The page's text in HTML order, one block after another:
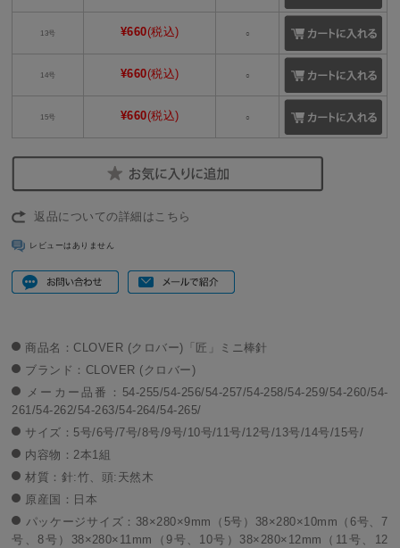
13号 ¥660(税込) ○
14号 ¥660(税込) ○
15号 ¥660(税込) ○
返品についての詳細はこちら
レビューはありません
商品名：CLOVER (クロバー)「匠」ミニ棒針
ブランド：CLOVER (クロバー)
メーカー品番：54-255/54-256/54-257/54-258/54-259/54-260/54-
261/54-262/54-263/54-264/54-265/
サイズ：5号/6号/7号/8号/9号/10号/11号/12号/13号/14号/15号/
内容物：2本1組
材質：針:竹、頭:天然木
原産国：日本
パッケージサイズ：38×280×9mm（5号）38×280×10mm（6号、7
号、8号）38×280×11mm（9号、10号）38×280×12mm（11号、12